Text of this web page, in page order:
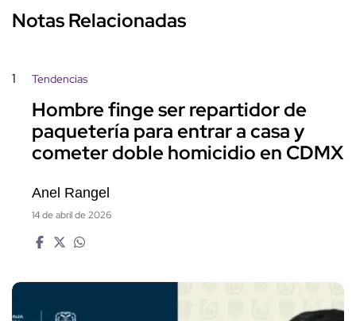
Notas Relacionadas
1 Tendencias
Hombre finge ser repartidor de
paquetería para entrar a casa y
cometer doble homicidio en CDMX
Anel Rangel
14 de abril de 2026